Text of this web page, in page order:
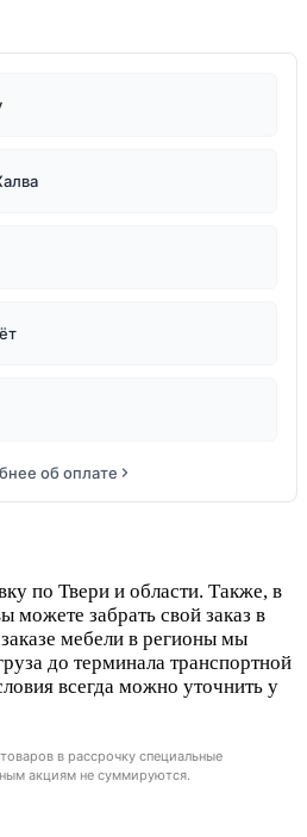
об оплате
по Твери и области. Также, в
можете забрать свой заказ в
мебели в регионы мы
до терминала транспортной
всегда можно уточнить у
в рассрочку специальные
акциям не суммируются.